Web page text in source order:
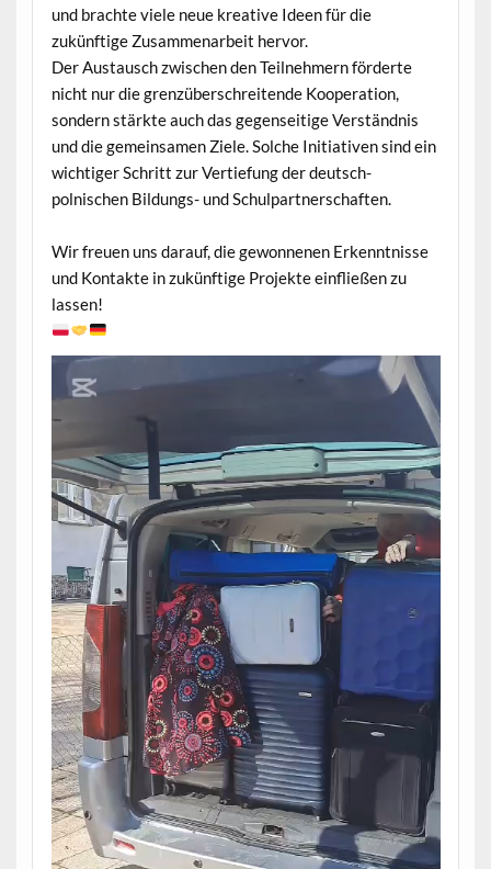
und brachte viele neue kreative Ideen für die
zukünftige Zusammenarbeit hervor.
Der Austausch zwischen den Teilnehmern förderte
nicht nur die grenzüberschreitende Kooperation,
sondern stärkte auch das gegenseitige Verständnis
und die gemeinsamen Ziele. Solche Initiativen sind ein
wichtiger Schritt zur Vertiefung der deutsch-
polnischen Bildungs- und Schulpartnerschaften.
Wir freuen uns darauf, die gewonnenen Erkenntnisse
und Kontakte in zukünftige Projekte einfließen zu
lassen!